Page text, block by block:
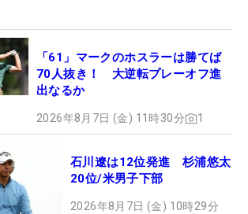
「61」マークのホスラーは勝てば
70人抜き！ 大逆転プレーオフ進
出なるか
2026年8月7日 (金) 11時30分 1
石川遼は12位発進 杉浦悠太
20位/米男子下部
2026年8月7日 (金) 10時29分